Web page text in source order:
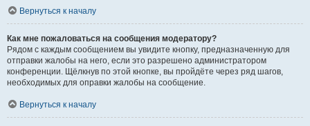
Вернуться к началу
Как мне пожаловаться на сообщения модератору?
Рядом с каждым сообщением вы увидите кнопку, предназначенную для
отправки жалобы на него, если это разрешено администратором
конференции. Щёлкнув по этой кнопке, вы пройдёте через ряд шагов,
необходимых для оправки жалобы на сообщение.
Вернуться к началу